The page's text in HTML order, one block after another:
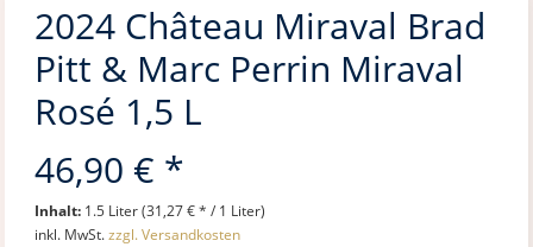
2024 Château Miraval Brad
Pitt & Marc Perrin Miraval
Rosé 1,5 L
46,90 € *
Inhalt: 1.5 Liter (31,27 € * / 1 Liter)
inkl. MwSt.zzgl. Versandkosten